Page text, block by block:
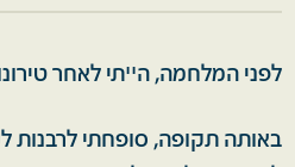
לפני המלחמה, הײתי לאחר
באותה תקופה, סופחתי לרבנות